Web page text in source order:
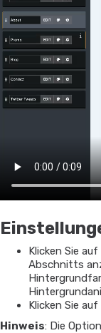
Klicken Sie auf
Abschnitts
Klicken Sie
Hinweis: Die